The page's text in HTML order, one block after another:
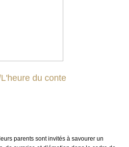
du conte
parents sont invités à savourer un